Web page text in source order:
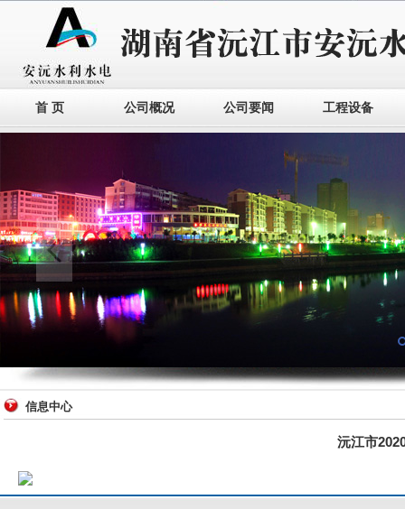
首 页 公司概况 公司要闻 工程设备
信息中心
沅江市